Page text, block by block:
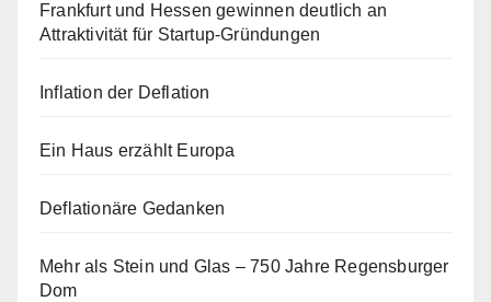
Frankfurt und Hessen gewinnen deutlich an
Attraktivität für Startup-Gründungen
Inflation der Deflation
Ein Haus erzählt Europa
Deflationäre Gedanken
Mehr als Stein und Glas – 750 Jahre Regensburger
Dom